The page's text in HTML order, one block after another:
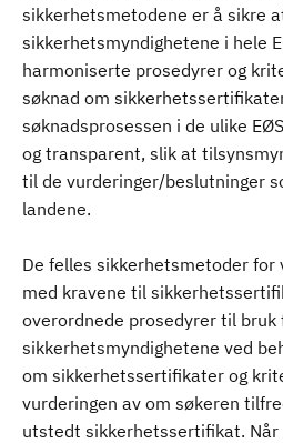
sikkerhetsmetodene er å sikre
sikkerhetsmyndighetene i hele
harmoniserte prosedyrer og
søknad om
søknadsprosessen i de ulike
og transparent, slik at
til de vurderinger/beslutninger
landene.
De felles sikkerhetsmetoder for
med kravene til
overordnede prosedyrer til bruk
sikkerhetsmyndighetene ved
om sikkerhetssertifikater og
vurderingen av om søkeren
utstedt sikkerhetssertifikat.